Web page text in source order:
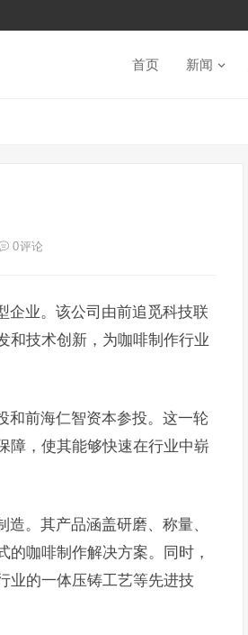
首页 新闻
0评论
企业。该公司由前追觅科技联
和技术创新，为咖啡制作行业
和前海仁智资本参投。这一轮
障，使其能够快速在行业中崭
。其产品涵盖研磨、称量、
咖啡制作解决方案。同时，
业的一体压铸工艺等先进技